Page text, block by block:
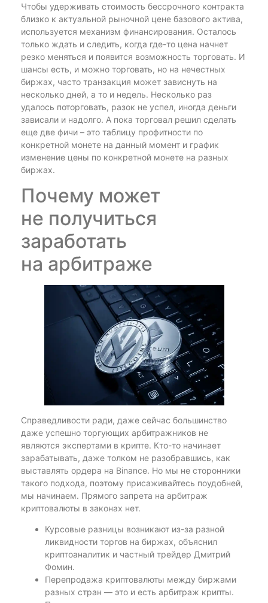
Чтобы удерживать стоимость бессрочного контракта
близко к актуальной рыночной цене базового актива,
используется механизм финансирования. Осталось
только ждать и следить, когда где-то цена начнет
резко меняться и появится возможность торговать. И
шансы есть, и можно торговать, но на нечестных
биржах, часто транзакция может зависнуть на
несколько дней, а то и недель. Несколько раз
удалось поторговать, разок не успел, иногда деньги
зависали и надолго. А пока торговал решил сделать
еще две фичи – это таблицу профитности по
конкретной монете на данный момент и график
изменение цены по конкретной монете на разных
биржах.
Почему может
не получиться
заработать
на арбитраже
Справедливости ради, даже сейчас большинство
даже успешно торгующих арбитражников не
являются экспертами в крипте. Кто-то начинает
зарабатывать, даже толком не разобравшись, как
выставлять ордера на Binance. Но мы не сторонники
такого подхода, поэтому присаживайтесь поудобней,
мы начинаем. Прямого запрета на арбитраж
криптовалюты в законах нет.
Курсовые разницы возникают из-за разной
ликвидности торгов на биржах, объяснил
криптоаналитик и частный трейдер Дмитрий
Фомин.
Перепродажа криптовалюты между биржами
разных стран — это и есть арбитраж крипты.